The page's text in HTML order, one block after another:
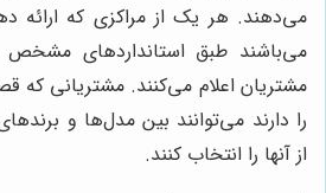
می‌دهند. هر یک از مراکزی که ارائه
می‌باشند طبق استانداردهای مشخص
مشتریان اعلام می‌کنند. مشتریانی که
را دارند می‌توانند بین مدل‌ها و
از آنها را انتخاب کنند.